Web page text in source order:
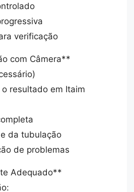
verificação
com Câmera**
resultado em Itaim
da tubulação
de problemas
Adequado**